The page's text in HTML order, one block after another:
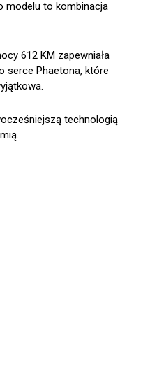
modelu to kombinacja
612 KM zapewniała
serce Phaetona, które
technologią